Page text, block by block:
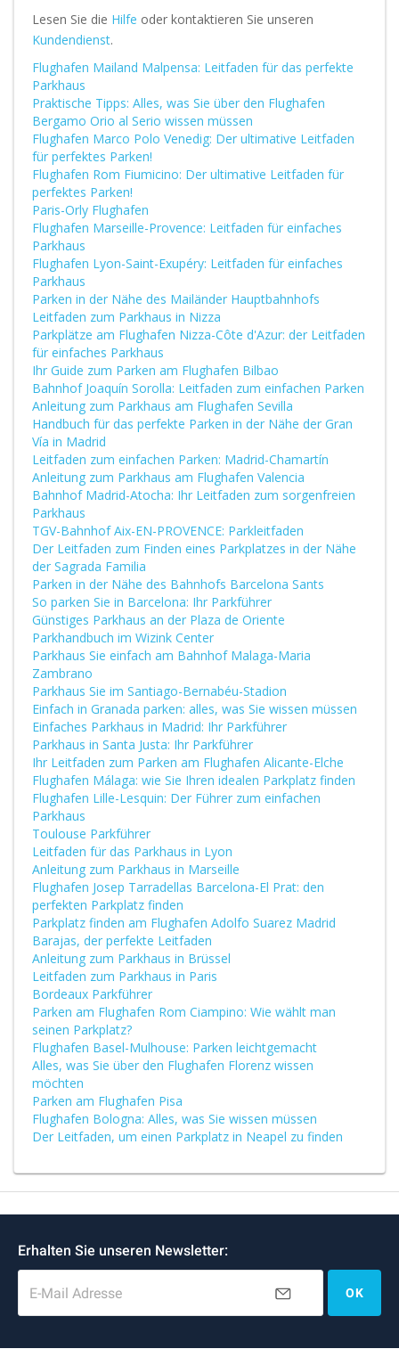
Lesen Sie die Hilfe oder kontaktieren Sie unseren
Kundendienst.
Flughafen Mailand Malpensa: Leitfaden für das perfekte
Parkhaus
Praktische Tipps: Alles, was Sie über den Flughafen
Bergamo Orio al Serio wissen müssen
Flughafen Marco Polo Venedig: Der ultimative Leitfaden
für perfektes Parken!
Flughafen Rom Fiumicino: Der ultimative Leitfaden für
perfektes Parken!
Paris-Orly Flughafen
Flughafen Marseille-Provence: Leitfaden für einfaches
Parkhaus
Flughafen Lyon-Saint-Exupéry: Leitfaden für einfaches
Parkhaus
Parken in der Nähe des Mailänder Hauptbahnhofs
Leitfaden zum Parkhaus in Nizza
Parkplätze am Flughafen Nizza-Côte d'Azur: der Leitfaden
für einfaches Parkhaus
Ihr Guide zum Parken am Flughafen Bilbao
Bahnhof Joaquín Sorolla: Leitfaden zum einfachen Parken
Anleitung zum Parkhaus am Flughafen Sevilla
Handbuch für das perfekte Parken in der Nähe der Gran
Vía in Madrid
Leitfaden zum einfachen Parken: Madrid-Chamartín
Anleitung zum Parkhaus am Flughafen Valencia
Bahnhof Madrid-Atocha: Ihr Leitfaden zum sorgenfreien
Parkhaus
TGV-Bahnhof Aix-EN-PROVENCE: Parkleitfaden
Der Leitfaden zum Finden eines Parkplatzes in der Nähe
der Sagrada Familia
Parken in der Nähe des Bahnhofs Barcelona Sants
So parken Sie in Barcelona: Ihr Parkführer
Günstiges Parkhaus an der Plaza de Oriente
Parkhandbuch im Wizink Center
Parkhaus Sie einfach am Bahnhof Malaga-Maria
Zambrano
Parkhaus Sie im Santiago-Bernabéu-Stadion
Einfach in Granada parken: alles, was Sie wissen müssen
Einfaches Parkhaus in Madrid: Ihr Parkführer
Parkhaus in Santa Justa: Ihr Parkführer
Ihr Leitfaden zum Parken am Flughafen Alicante-Elche
Flughafen Málaga: wie Sie Ihren idealen Parkplatz finden
Flughafen Lille-Lesquin: Der Führer zum einfachen
Parkhaus
Toulouse Parkführer
Leitfaden für das Parkhaus in Lyon
Anleitung zum Parkhaus in Marseille
Flughafen Josep Tarradellas Barcelona-El Prat: den
perfekten Parkplatz finden
Parkplatz finden am Flughafen Adolfo Suarez Madrid
Barajas, der perfekte Leitfaden
Anleitung zum Parkhaus in Brüssel
Leitfaden zum Parkhaus in Paris
Bordeaux Parkführer
Parken am Flughafen Rom Ciampino: Wie wählt man
seinen Parkplatz?
Flughafen Basel-Mulhouse: Parken leichtgemacht
Alles, was Sie über den Flughafen Florenz wissen
möchten
Parken am Flughafen Pisa
Flughafen Bologna: Alles, was Sie wissen müssen
Der Leitfaden, um einen Parkplatz in Neapel zu finden
Erhalten Sie unseren Newsletter:
E-Mail Adresse OK